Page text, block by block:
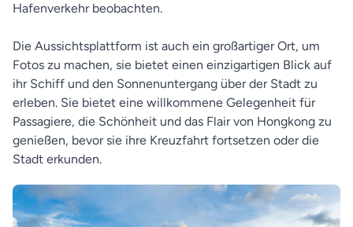
Hafenverkehr beobachten.
Die Aussichtsplattform ist auch ein großartiger Ort, um
Fotos zu machen, sie bietet einen einzigartigen Blick auf
ihr Schiff und den Sonnenuntergang über der Stadt zu
erleben. Sie bietet eine willkommene Gelegenheit für
Passagiere, die Schönheit und das Flair von Hongkong zu
genießen, bevor sie ihre Kreuzfahrt fortsetzen oder die
Stadt erkunden.